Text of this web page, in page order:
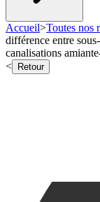
Accueil>Toutes nos
différence entre
canalisations
<
Retour